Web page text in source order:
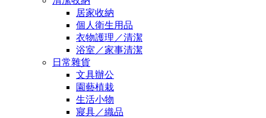
居家收納
個人衛生用品
衣物護理／清潔
浴室／家事清潔
日常雜貨
文具辦公
園藝植栽
生活小物
寢具／織品